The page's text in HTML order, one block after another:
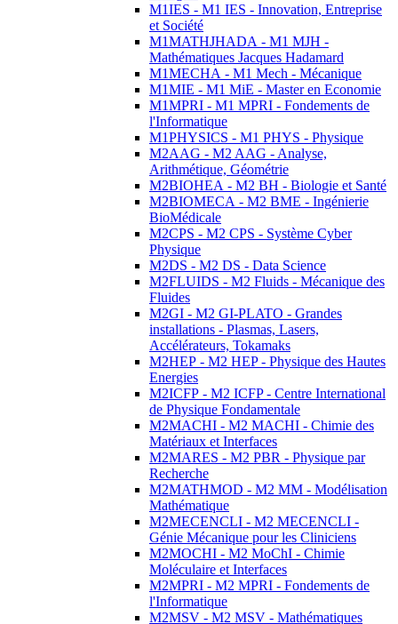
M1IES - M1 IES - Innovation, Entreprise
et Société
M1MATHJHADA - M1 MJH -
Mathématiques Jacques Hadamard
M1MECHA - M1 Mech - Mécanique
M1MIE - M1 MiE - Master en Economie
M1MPRI - M1 MPRI - Fondements de
l'Informatique
M1PHYSICS - M1 PHYS - Physique
M2AAG - M2 AAG - Analyse,
Arithmétique, Géométrie
M2BIOHEA - M2 BH - Biologie et Santé
M2BIOMECA - M2 BME - Ingénierie
BioMédicale
M2CPS - M2 CPS - Système Cyber
Physique
M2DS - M2 DS - Data Science
M2FLUIDS - M2 Fluids - Mécanique des
Fluides
M2GI - M2 GI-PLATO - Grandes
installations - Plasmas, Lasers,
Accélérateurs, Tokamaks
M2HEP - M2 HEP - Physique des Hautes
Energies
M2ICFP - M2 ICFP - Centre International
de Physique Fondamentale
M2MACHI - M2 MACHI - Chimie des
Matériaux et Interfaces
M2MARES - M2 PBR - Physique par
Recherche
M2MATHMOD - M2 MM - Modélisation
Mathématique
M2MECENCLI - M2 MECENCLI -
Génie Mécanique pour les Cliniciens
M2MOCHI - M2 MoChI - Chimie
Moléculaire et Interfaces
M2MPRI - M2 MPRI - Fondements de
l'Informatique
M2MSV - M2 MSV - Mathématiques